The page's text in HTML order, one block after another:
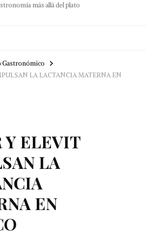
más allá del plato
Gastronómico
LA LACTANCIA MATERNA EN
Y ELEVIT
LA
EN